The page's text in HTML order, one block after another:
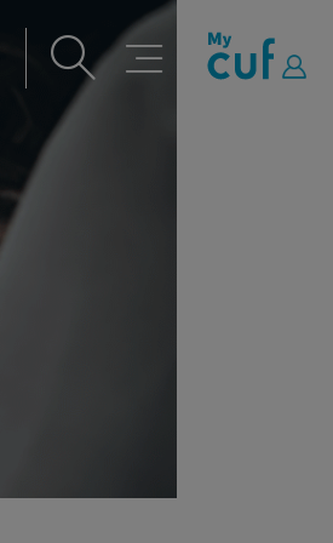
Navegação
principal